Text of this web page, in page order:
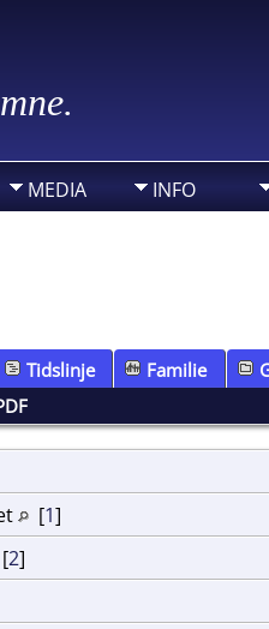
MEDIA INFO
Tidslinje Familie
[1]
[2]